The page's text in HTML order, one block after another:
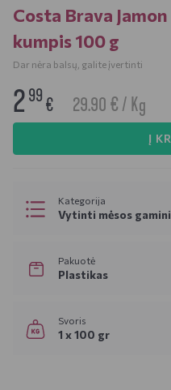
Costa Brava
kumpis 100 g
Dar nėra balsų, galite įvertinti
299€ 29.90 € / Kg
Į
Kategorija
Vytinti mėsos
Pakuotė
Plastikas
Svoris
1 x 100 gr